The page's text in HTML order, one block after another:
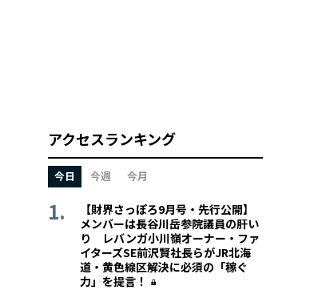
アクセスランキング
今日 今週 今月
【財界さっぽろ9月号・先行公開】
メンバーは長谷川岳参院議員の肝い
り レバンガ小川嶺オーナー・ファ
イターズSE前沢賢社長らがJR北海
道・黄色線区解決に必須の「稼ぐ
力」を提言！